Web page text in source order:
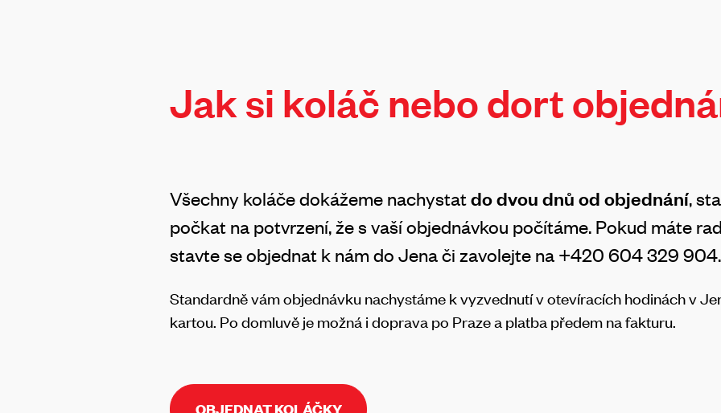
Jak si koláč nebo dort
Všechny koláče dokážeme nachystatdo dvou dnů od objednání,
počkat na potvrzení, že s vaší objednávkou počítáme. Pokud máte
stavte se objednat k nám do Jena či zavolejte na +420 604 329 904.
Standardně vám objednávku nachystáme k vyzvednutí v otevíracích hodinách v
kartou. Po domluvě je možná i doprava po Praze a platba předem na fakturu.